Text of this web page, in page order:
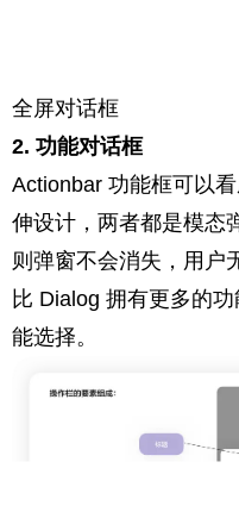
全屏对话框
2. 功能对话框
Actionbar 功能框可以
伸设计，两者都是模态
则弹窗不会消失，用户
比 Dialog 拥有更多的
能选择。